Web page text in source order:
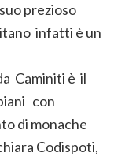
prezioso
infatti è un
Caminiti è il
con
di monache
Codispoti,